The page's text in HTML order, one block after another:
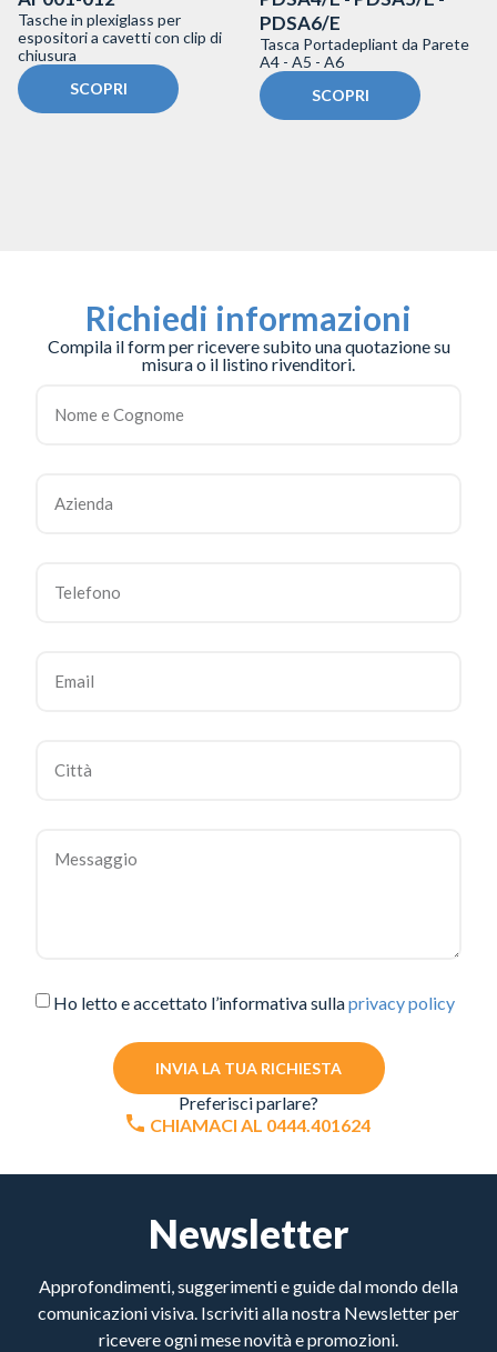
Tasche in plexiglass per
espositori a cavetti con clip di
chiusura
SCOPRI
PDSA6/E
Tasca Portadepliant da Parete
A4 - A5 - A6
SCOPRI
Richiedi informazioni
Compila il form per ricevere subito una quotazione su
misura o il listino rivenditori.
Ho letto e accettato l’informativa sullaprivacy policy
INVIA LA TUA RICHIESTA
Preferisci parlare?
CHIAMACI AL 0444.401624
Newsletter
Approfondimenti, suggerimenti e guide dal mondo della
comunicazioni visiva. Iscriviti alla nostra Newsletter per
ricevere ogni mese novità e promozioni.